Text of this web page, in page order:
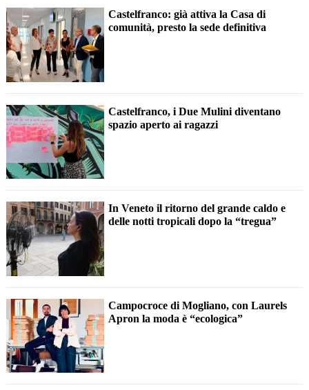
Castelfranco: già attiva la Casa di
comunità, presto la sede definitiva
Castelfranco, i Due Mulini diventano
spazio aperto ai ragazzi
In Veneto il ritorno del grande caldo e
delle notti tropicali dopo la “tregua”
Campocroce di Mogliano, con Laurels
Apron la moda è “ecologica”